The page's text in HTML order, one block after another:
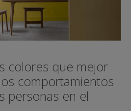
colores que mejor
comportamientos
personas en el